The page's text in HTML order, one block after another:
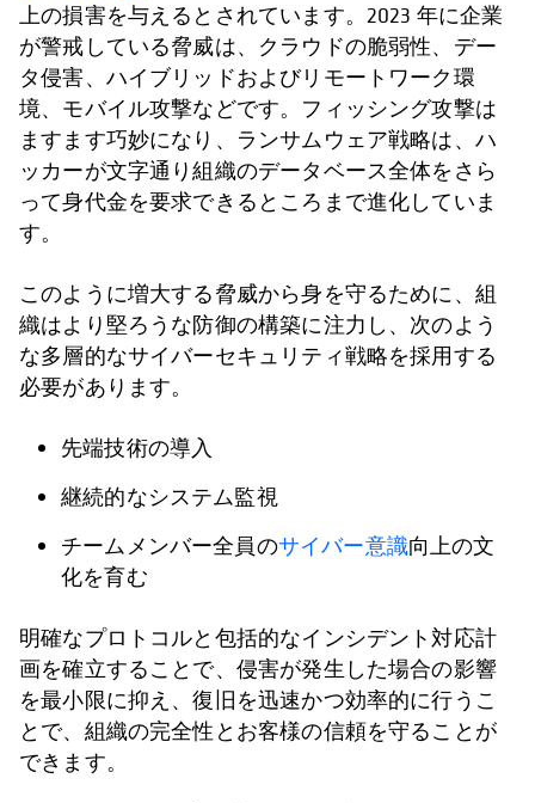
上の損害を与えるとされています。2023 年に企業
が警戒している脅威は、クラウドの脆弱性、デー
タ侵害、ハイブリッドおよびリモートワーク環
境、モバイル攻撃などです。フィッシング攻撃は
ますます巧妙になり、ランサムウェア戦略は、ハ
ッカーが文字通り組織のデータベース全体をさら
って身代金を要求できるところまで進化していま
す。
このように増大する脅威から身を守るために、組
織はより堅ろうな防御の構築に注力し、次のよう
な多層的なサイバーセキュリティ戦略を採用する
必要があります。
先端技術の導入
継続的なシステム監視
チームメンバー全員のサイバー意識向上の文
化を育む
明確なプロトコルと包括的なインシデント対応計
画を確立することで、侵害が発生した場合の影響
を最小限に抑え、復旧を迅速かつ効率的に行うこ
とで、組織の完全性とお客様の信頼を守ることが
できます。